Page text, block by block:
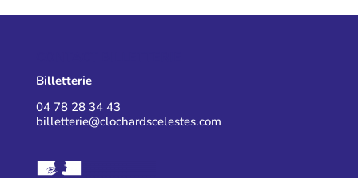
Billetterie
04 78 28 34 43
billetterie@clochardscelestes.com